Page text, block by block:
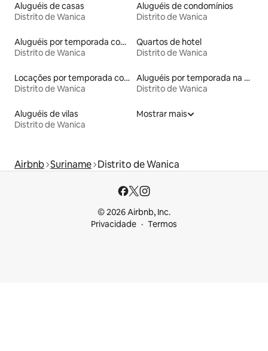
Aluguéis de casas
Distrito de Wanica
Aluguéis de condomínios
Distrito de Wanica
Aluguéis por temporada com banheira de hidromassagem
Distrito de Wanica
Quartos de hotel
Distrito de Wanica
Locações por temporada com piscina
Distrito de Wanica
Aluguéis por temporada na orla
Distrito de Wanica
Aluguéis de vilas
Distrito de Wanica
Mostrar mais
Airbnb Suriname Distrito de Wanica
© 2026 Airbnb, Inc.
Privacidade
Termos